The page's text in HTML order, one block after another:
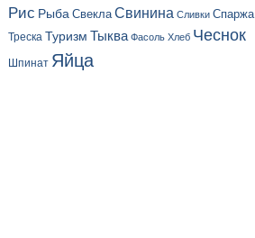
Рис Рыба Свекла Свинина Сливки Спаржа
Треска Туризм Тыква Фасоль Хлеб Чеснок
Шпинат Яйца